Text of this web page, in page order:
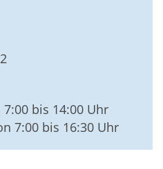
bis 14:00 Uhr
7:00 bis 16:30 Uhr